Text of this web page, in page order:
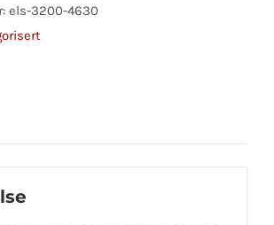
els-3200-4630